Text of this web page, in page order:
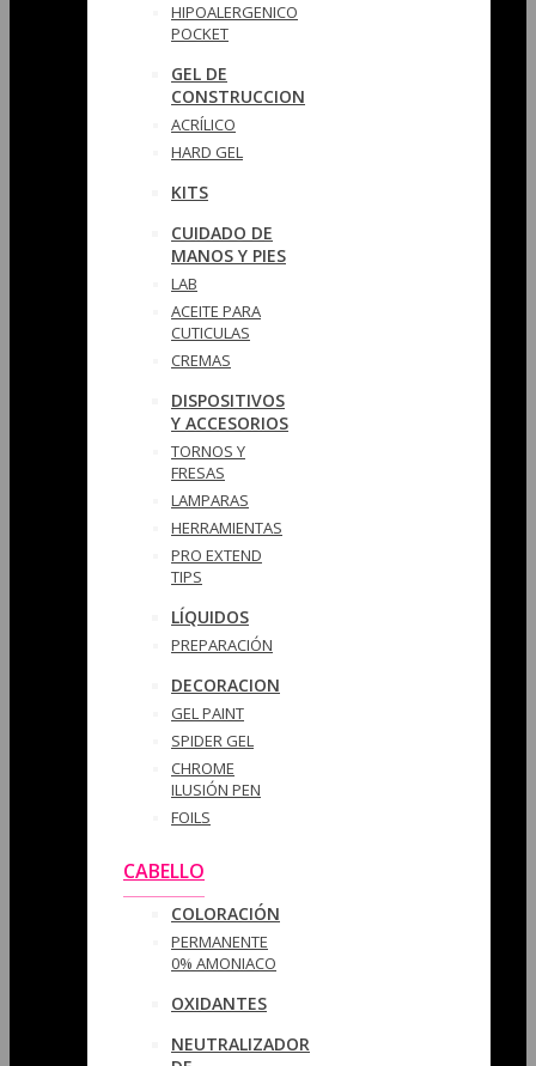
HIPOALERGENICO
POCKET
GEL DE
CONSTRUCCION
ACRÍLICO
HARD GEL
KITS
CUIDADO DE
MANOS Y PIES
LAB
ACEITE PARA
CUTICULAS
CREMAS
DISPOSITIVOS
Y ACCESORIOS
TORNOS Y
FRESAS
LAMPARAS
HERRAMIENTAS
PRO EXTEND
TIPS
LÍQUIDOS
PREPARACIÓN
DECORACION
GEL PAINT
SPIDER GEL
CHROME
ILUSIÓN PEN
FOILS
CABELLO
COLORACIÓN
PERMANENTE
0% AMONIACO
OXIDANTES
NEUTRALIZADOR